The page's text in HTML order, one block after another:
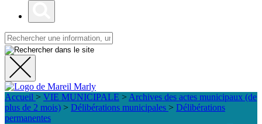
Fermer
la
recherche
Accueil > VIE MUNICIPALE > Archives des actes municipaux (de
plus de 2 mois) > Délibérations municipales > Délibérations
permanentes